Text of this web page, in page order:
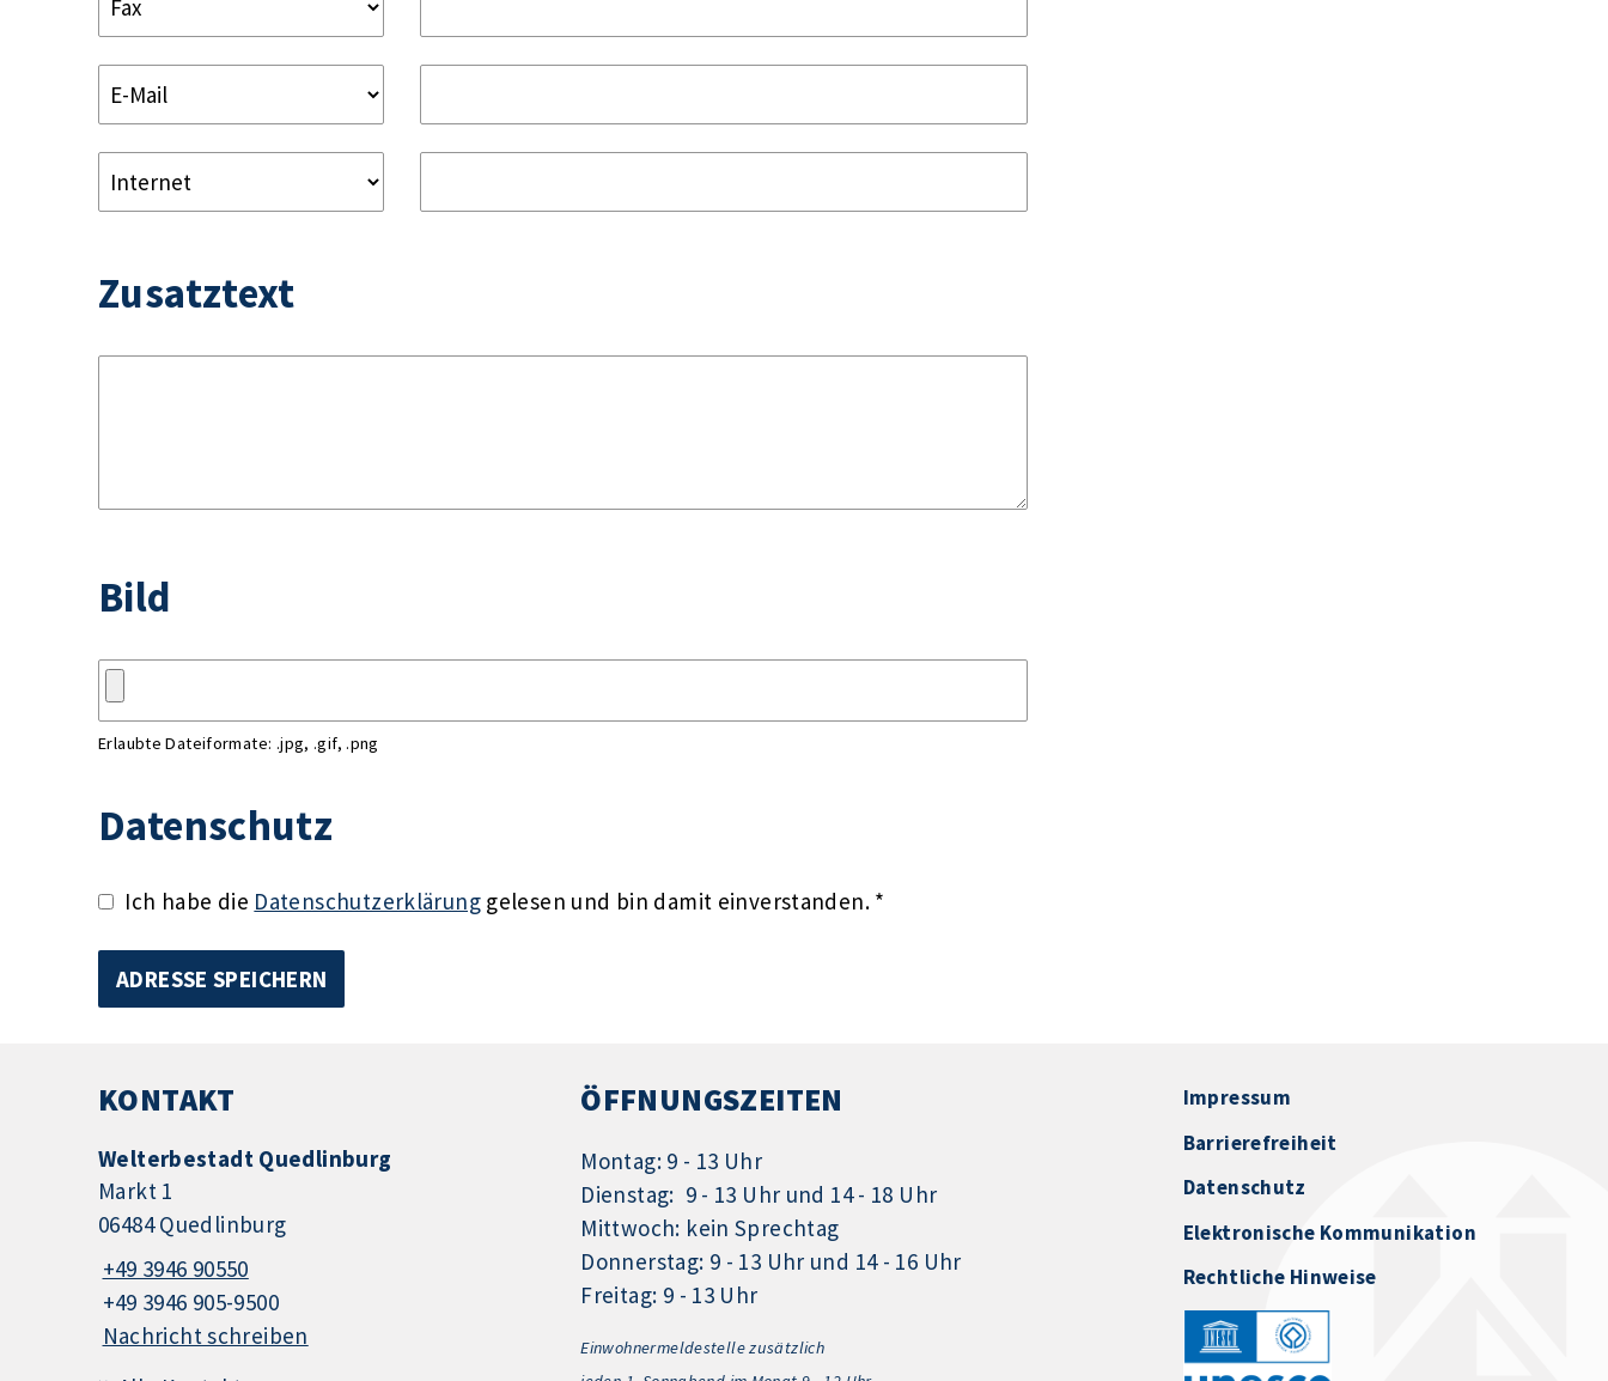
Zusatztext
Bild
Erlaubte Dateiformate: .jpg, .gif, .png
Datenschutz
Ich habe die Datenschutzerklärunggelesen und bin damit einverstanden. *
KONTAKT
Welterbestadt Quedlinburg
Markt 1
06484 Quedlinburg
+49 3946 90550
+49 3946 905-9500
Nachricht schreiben
ÖFFNUNGSZEITEN
Montag: 9 - 13 Uhr
Dienstag: 9 - 13 Uhr und 14 - 18 Uhr
Mittwoch: kein Sprechtag
Donnerstag: 9 - 13 Uhr und 14 - 16 Uhr
Freitag: 9 - 13 Uhr
Einwohnermeldestelle zusätzlich
Impressum
Barrierefreiheit
Datenschutz
Elektronische Kommunikation
Rechtliche Hinweise